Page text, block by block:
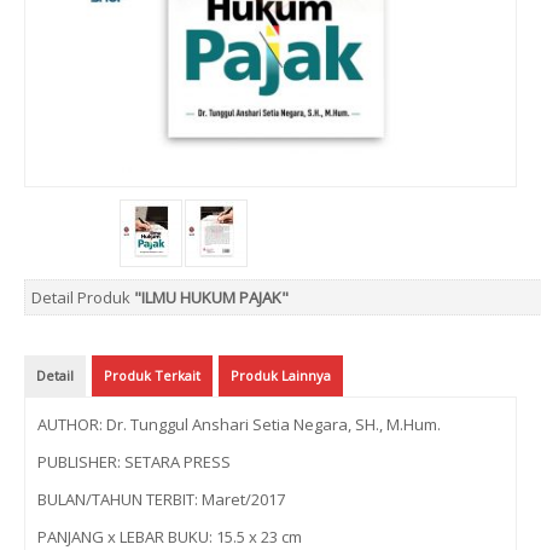
Detail Produk "ILMU HUKUM PAJAK"
Detail Produk Terkait Produk Lainnya
AUTHOR: Dr. Tunggul Anshari Setia Negara, SH., M.Hum.
PUBLISHER: SETARA PRESS
BULAN/TAHUN TERBIT: Maret/2017
PANJANG x LEBAR BUKU: 15.5 x 23 cm